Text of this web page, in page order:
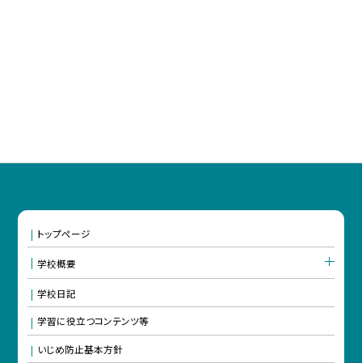
トップページ
学校概要
学校日記
学習に役立つコンテンツ等
いじめ防止基本方針